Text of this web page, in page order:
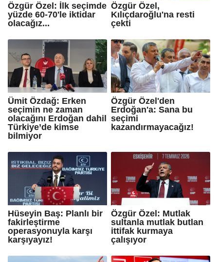
Özgür Özel: İlk seçimde
yüzde 60-70'le iktidar
olacağız...
Özgür Özel,
Kılıçdaroğlu'na resti
çekti
Ümit Özdağ: Erken
seçimin ne zaman
olacağını Erdoğan dahil
Türkiye’de kimse
bilmiyor
Özgür Özel'den
Erdoğan'a: Sana bu
seçimi
kazandırmayacağız!
Hüseyin Baş: Planlı bir
fakirleştirme
operasyonuyla karşı
karşıyayız!
Özgür Özel: Mutlak
sultanla mutlak butlan
ittifak kurmaya
çalışıyor